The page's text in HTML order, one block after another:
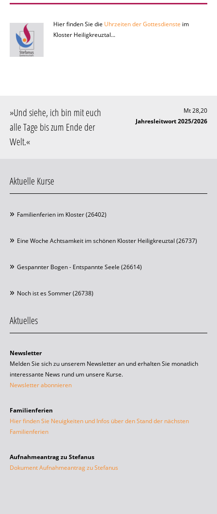
Hier finden Sie die Uhrzeiten der Gottesdienste im
Kloster Heiligkreuztal...
»Und siehe, ich bin mit euch
alle Tage bis zum Ende der
Welt.«
Mt 28,20
Jahresleitwort 2025/2026
Aktuelle Kurse
Familienferien im Kloster (26402)
Eine Woche Achtsamkeit im schönen Kloster Heiligkreuztal (26737)
Gespannter Bogen - Entspannte Seele (26614)
Noch ist es Sommer (26738)
Aktuelles
Newsletter
Melden Sie sich zu unserem Newsletter an und erhalten Sie monatlich
interessante News rund um unsere Kurse.
Newsletter abonnieren
Familienferien
Hier finden Sie Neuigkeiten und Infos über den Stand der nächsten
Familienferien
Aufnahmeantrag zu Stefanus
Dokument Aufnahmeantrag zu Stefanus